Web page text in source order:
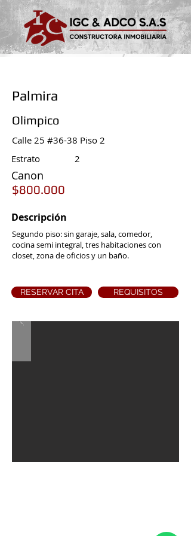
Palmira
Olimpico
Calle 25 #36-38 Piso 2
2
Estrato
Canon
$800.000
Descripción
Segundo piso: sin garaje, sala, comedor,
cocina semi integral, tres habitaciones con
closet, zona de oficios y un baño.
RESERVAR CITA REQUISITOS